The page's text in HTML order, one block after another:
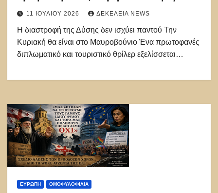
στα Χανιά
11 ΙΟΥΛΊΟΥ 2026 ΔΕΚΈΛΕΙΑ NEWS
Η διαστροφή της Δύσης δεν ισχύει παντού Την
Κυριακή θα είναι στο Μαυροβούνιο Ένα πρωτοφανές
διπλωματικό και τουριστικό θρίλερ εξελίσσεται…
ΕΥΡΏΠΗ ΟΜΟΦΥΛΟΦΙΛΊΑ